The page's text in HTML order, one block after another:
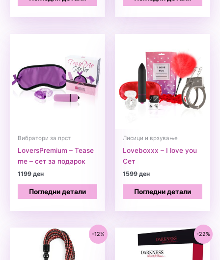
Вибратори за прст
LoversPremium – Tease
me – сет за подарок
1199ден
Погледни детали
Лисици и врзување
Loveboxxx – I love you
Сет
1599ден
Погледни детали
-12% -22%